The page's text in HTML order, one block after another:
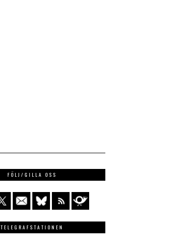
FÖLJ/GILLA OSS
TELEGRAFSTATIONEN